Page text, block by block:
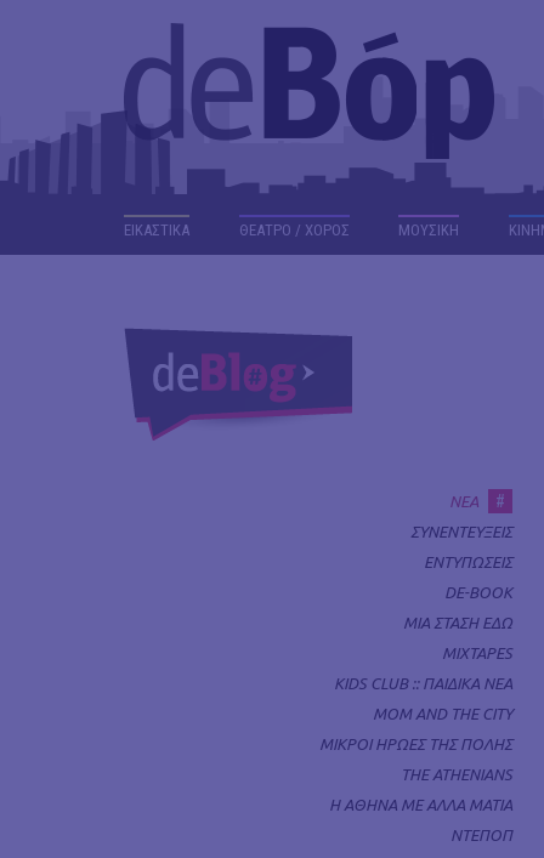
ΕΙΚΑΣΤΙΚΑ ΘΕΑΤΡΟ / ΧΟΡΟΣ ΜΟΥΣΙΚΗ
ΝΕΑ #
ΣΥΝΕΝΤΕΥΞΕΙΣ
ΕΝΤΥΠΩΣΕΙΣ
DE-BOOK
ΜΙΑ ΣΤΑΣΗ ΕΔΩ
MIXTAPES
KIDS CLUB :: ΠΑΙΔΙΚΑ ΝΕΑ
MOM AND THE CITY
ΜΙΚΡΟΙ ΗΡΩΕΣ ΤΗΣ ΠΟΛΗΣ
THE ATHENIANS
Η ΑΘΗΝΑ ΜΕ ΑΛΛΑ ΜΑΤΙΑ
ΝΤΕΠΟΠ